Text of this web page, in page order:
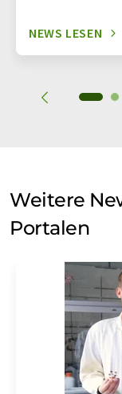
NEWS LESEN
Weitere
Portalen